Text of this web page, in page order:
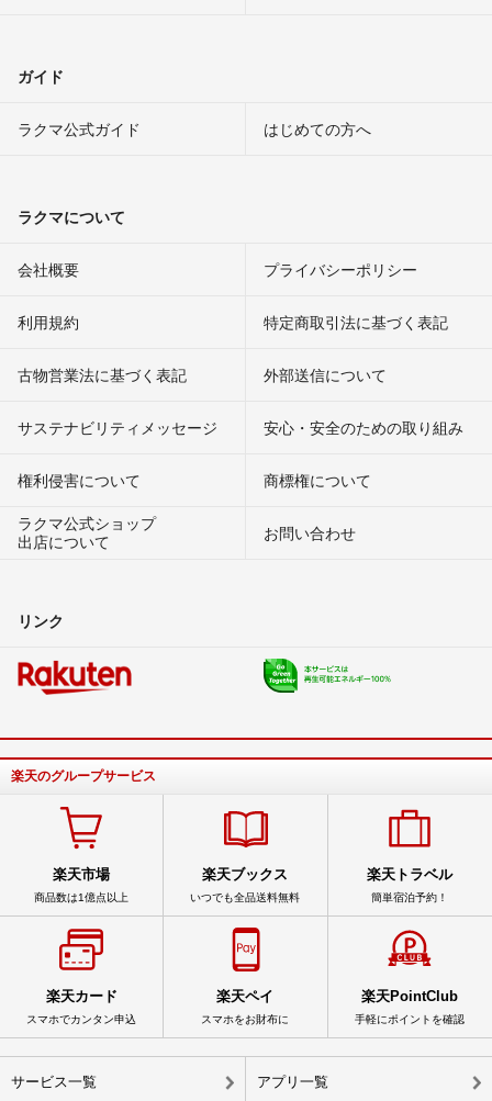
ガイド
ラクマ公式ガイド はじめての方へ
ラクマについて
会社概要 プライバシーポリシー
利用規約 特定商取引法に基づく表記
古物営業法に基づく表記 外部送信について
サステナビリティメッセージ 安心・安全のための取り組み
権利侵害について
商標権について
ラクマ公式ショップ
出店について
お問い合わせ
リンク
楽天のグループサービス
楽天市場
商品数は1億点以上
楽天ブックス
いつでも全品送料無料
楽天トラベル
簡単宿泊予約！
楽天カード
スマホでカンタン申込
楽天ペイ
スマホをお財布に
楽天PointClub
手軽にポイントを確認
サービス一覧 アプリ一覧